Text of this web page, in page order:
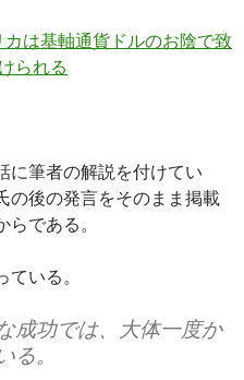
カは基軸通貨ドルのお陰で致
られる
に筆者の解説を付けてい
の後の発言をそのまま掲載
である。
いる。
成功では、大体一度か
る。